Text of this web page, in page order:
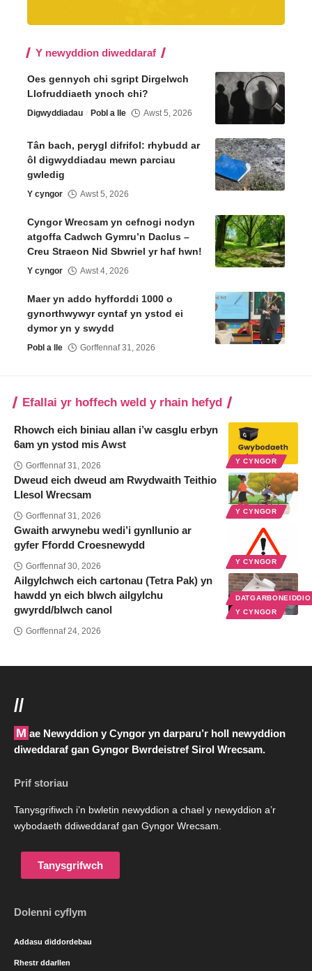
Y newyddion diweddaraf
Oes gennych chi sgript Dirgelwch
Llofruddiaeth ynoch chi?
Digwyddiadau Pobl a lle Awst 5, 2026
Tân bach, perygl difrifol: rhybudd ar
ôl digwyddiadau mewn parciau
gwledig
Y cyngor Awst 5, 2026
Cyngor Wrecsam yn cefnogi nodyn
atgoffa Cadwch Gymru’n Daclus –
Creu Straeon Nid Sbwriel yr haf hwn!
Y cyngor Awst 4, 2026
Maer yn addo hyfforddi 1000 o
gynorthwywyr cyntaf yn ystod ei
dymor yn y swydd
Pobl a lle Gorffennaf 31, 2026
Efallai yr hoffech weld y rhain hefyd
Y CYNGOR
Rhowch eich biniau allan i’w casglu erbyn
6am yn ystod mis Awst
Gorffennaf 31, 2026
Y CYNGOR
Dweud eich dweud am Rwydwaith Teithio
Llesol Wrecsam
Gorffennaf 31, 2026
Y CYNGOR
Gwaith arwynebu wedi’i gynllunio ar
gyfer Ffordd Croesnewydd
Gorffennaf 30, 2026
Y CYNGOR
Ailgylchwch eich cartonau (Tetra Pak) yn
hawdd yn eich blwch ailgylchu
gwyrdd/blwch canol
Gorffennaf 24, 2026
//
Mae Newyddion y Cyngor yn darparu’r holl newyddion
diweddaraf gan Gyngor Bwrdeistref Sirol Wrecsam.
Prif storiau
Tanysgrifiwch i’n bwletin newyddion a chael y newyddion a’r
wybodaeth ddiweddaraf gan Gyngor Wrecsam.
Tanysgrifwch
Dolenni cyflym
Addasu diddordebau
Rhestr ddarllen